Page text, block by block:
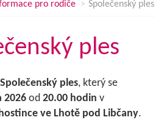
pro rodiče Společenský ples
ples
Společenský ples, který se
2026 od 20.00 hodin v
ve Lhotě pod Libčany.